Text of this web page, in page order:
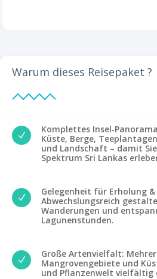
Warum dieses Reisepaket ?
N
Komplettes
Küste, Berge,
und Landschaft – damit
Spektrum Sri Lankas
N
Gelegenheit für Erholung
Abwechslungsreich
Wanderungen und
Lagunenstunden.
N
Große Artenvielfalt:
Mangrovengebiete und
und Pflanzenwelt vielfältig